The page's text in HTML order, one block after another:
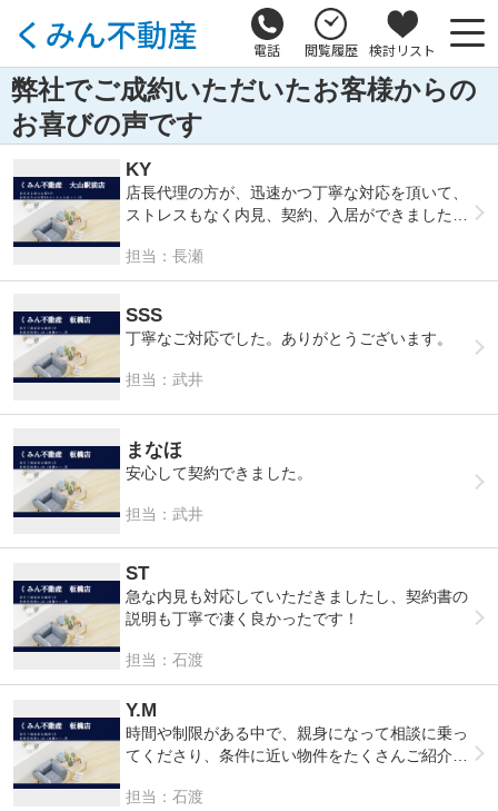
電話 閲覧履歴 検討リスト
弊社でご成約いただいたお客様からの
お喜びの声です
KY
店長代理の方が、迅速かつ丁寧な対応を頂いて、
ストレスもなく内見、契約、入居ができました。
なというくらいです。
担当：長瀬
SSS
丁寧なご対応でした。ありがとうございます。
担当：武井
まなほ
安心して契約できました。
担当：武井
ST
急な内見も対応していただきましたし、契約書の
説明も丁寧で凄く良かったです！
担当：石渡
Y.M
時間や制限がある中で、親身になって相談に乗っ
てくださり、条件に近い物件をたくさんご紹介頂
ださり、信頼して最後までお願いすることができ
担当：石渡